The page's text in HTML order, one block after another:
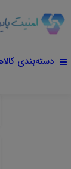
دسته‌بندی